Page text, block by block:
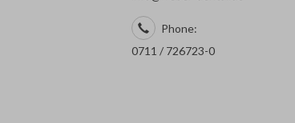
Phone:
0711 / 726723-0